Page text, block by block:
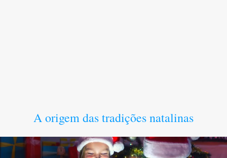
A origem das tradições natalinas